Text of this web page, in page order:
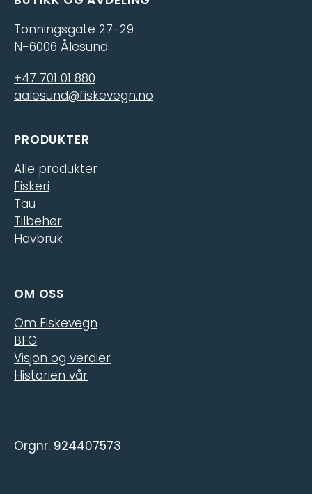
Tonningsgate 27-29
N-6006 Ålesund
+47 701 01 880
aalesund@fiskevegn.no
PRODUKTER
Alle produkter
Fiskeri
Tau
Tilbehør
Havbruk
OM OSS
Om Fiskevegn
BFG
Visjon og verdier
Historien vår
Orgnr. 924407573